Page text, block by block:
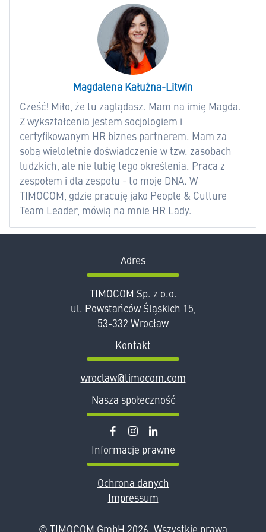
Magdalena Kałużna-Litwin
Cześć! Miło, że tu zaglądasz. Mam na imię Magda.
Z wykształcenia jestem socjologiem i
certyfikowanym HR biznes partnerem. Mam za
sobą wieloletnie doświadczenie w tzw. zasobach
ludzkich, ale nie lubię tego określenia. Praca z
zespołem i dla zespołu - to moje DNA. W
TIMOCOM, gdzie pracuję jako People & Culture
Team Leader, mówią na mnie HR Lady.
Adres
TIMOCOM Sp. z o.o.
ul. Powstańców Śląskich 15,
53-332 Wrocław
Kontakt
wroclaw@timocom.com
Nasza społeczność
facebookinstagram
linkedin
Informacje prawne
Ochrona danych
Impressum
© TIMOCOM GmbH 2026. Wszystkie prawa